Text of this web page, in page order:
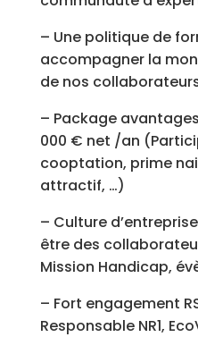
– Une politique de
accompagner la
de nos
– Package
000 € net /an
cooptation, prime
attractif, …)
– Culture
être des
Mission Handicap,
– Fort engagement
Responsable NR1,